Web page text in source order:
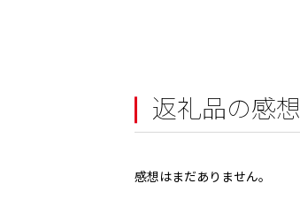
返礼品の感想
感想はまだありません。